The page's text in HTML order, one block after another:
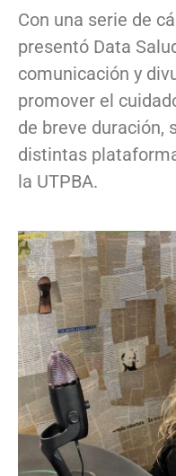
Con una serie de
presentó Data
comunicación y
promover el
de breve duración,
distintas
la UTPBA.